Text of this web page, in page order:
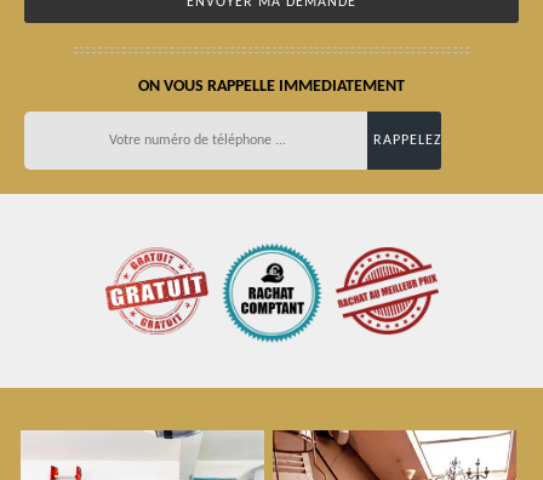
ON VOUS RAPPELLE IMMEDIATEMENT